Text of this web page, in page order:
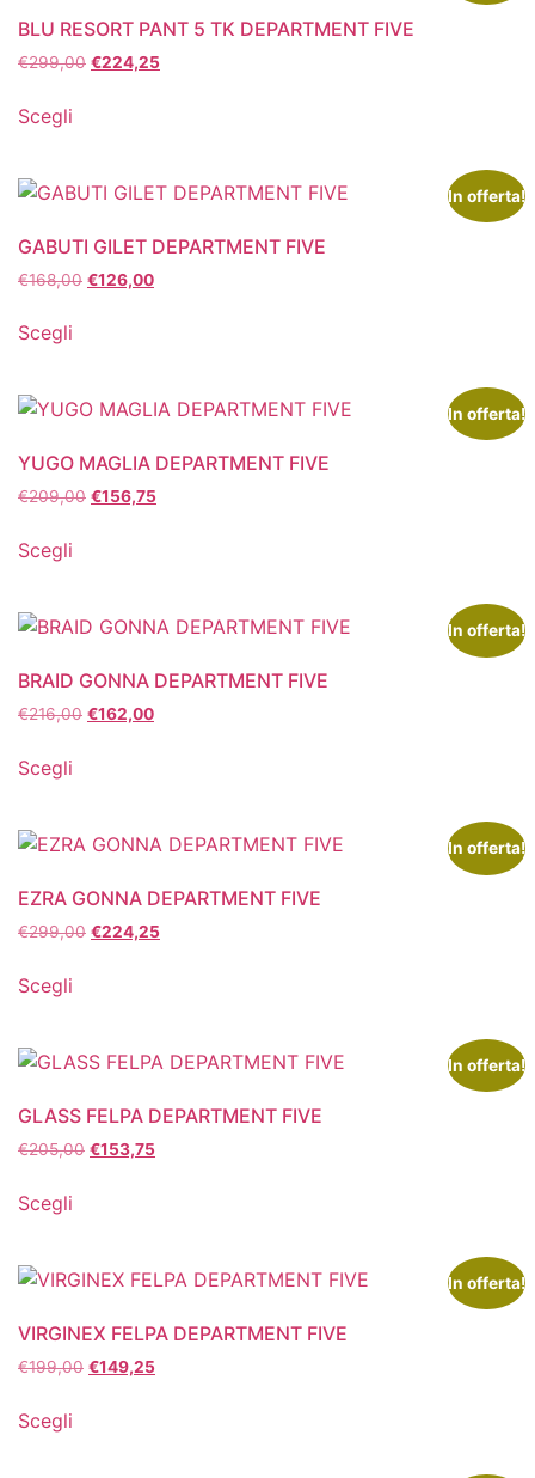
BLU RESORT PANT 5 TK DEPARTMENT FIVE
€299,00 €224,25
Scegli
In offerta!
GABUTI GILET DEPARTMENT FIVE
€168,00 €126,00
Scegli
In offerta!
YUGO MAGLIA DEPARTMENT FIVE
€209,00 €156,75
Scegli
In offerta!
BRAID GONNA DEPARTMENT FIVE
€216,00 €162,00
Scegli
In offerta!
EZRA GONNA DEPARTMENT FIVE
€299,00 €224,25
Scegli
In offerta!
GLASS FELPA DEPARTMENT FIVE
€205,00 €153,75
Scegli
In offerta!
VIRGINEX FELPA DEPARTMENT FIVE
€199,00 €149,25
Scegli